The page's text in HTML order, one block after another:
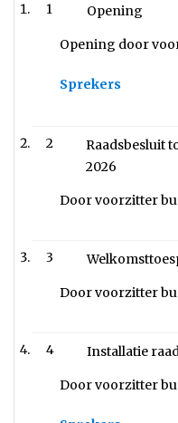
1 Opening
Opening door
Sprekers
2
Raadsbesluit
2026
Door voorzitter
3
Door voorzitter
4 Installatie
Door voorzitter